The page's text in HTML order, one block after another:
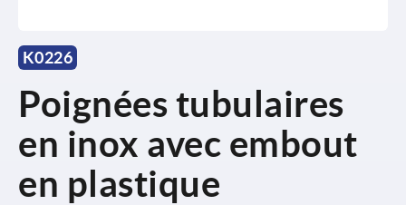
K0226
Poignées tubulaires
en inox avec embout
en plastique